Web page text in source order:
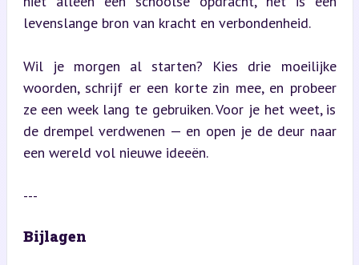
levenslange bron van kracht en verbondenheid.
Wil je morgen al starten? Kies drie moeilijke
woorden, schrijf er een korte zin mee, en probeer
ze een week lang te gebruiken. Voor je het weet, is
de drempel verdwenen — en open je de deur naar
een wereld vol nieuwe ideeën.
---
Bijlagen